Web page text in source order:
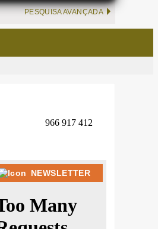
PESQUISA AVANÇADA
966 917 412
NEWSLETTER